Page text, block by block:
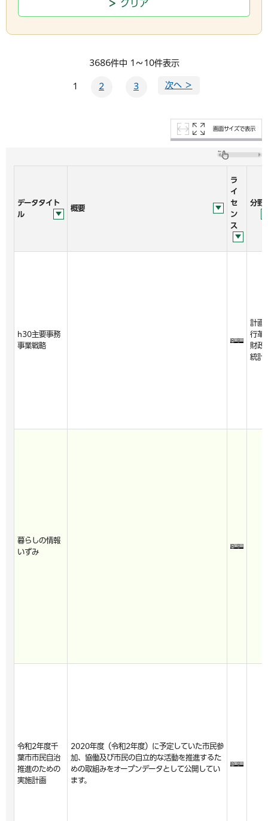
3686件中 1～10件表示
1 2 3 次へ ＞
画面サイズで表示
データタイト
ル
概要
ラ
イ
セ
ン
ス
分野
h30主要事務
事業戦略
計画
行革
財政
統計
暮らしの情報
いずみ
令和2年度千
葉市市民自治
推進のための
実施計画
2020年度（令和2年度）に予定していた市民参
加、協働及び市民の自立的な活動を推進するた
めの取組みをオープンデータとして公開してい
ます。